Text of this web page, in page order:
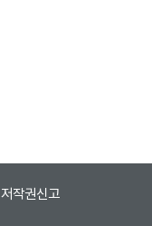
저작권신고